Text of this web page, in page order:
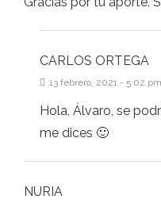
CARLOS ORTEGA
13 febrero, 2021 - 5:02 pm
Hola, Álvaro, se
me dices 🙂
NURIA